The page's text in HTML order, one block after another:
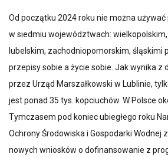
Od początku 2024 roku nie można
w siedmiu województwach:
lubelskim, zachodniopomorskim, śląskimi
przepisy sobie a życie sobie. Jak wynika z
przez Urząd Marszałkowski w Lublinie,
jest ponad 35 tys. kopciuchów. W Polsce
Tymczasem pod koniec ubiegłego roku
Ochrony Środowiska i Gospodarki Wodnej
nowych wniosków o dofinansowanie z